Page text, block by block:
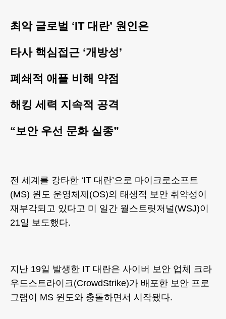
최악 글로벌 ‘IT 대란’ 원인은
타사 핵심접근 ‘개방성’
폐쇄적 애플 비해 약점
해킹 세력 지속적 공격
“보안 우선 문화 실종”
전 세계를 강타한 ‘IT 대란’으로 마이크로소프트
(MS) 윈도 운영체제(OS)의 태생적 보안 취약성이
재부각되고 있다고 미 일간 월스트릿저널(WSJ)이
21일 보도했다.
지난 19일 발생한 IT 대란은 사이버 보안 업체 크라
우드스트라이크(CrowdStrike)가 배포한 보안 프로
그램이 MS 윈도와 충돌하면서 시작됐다.